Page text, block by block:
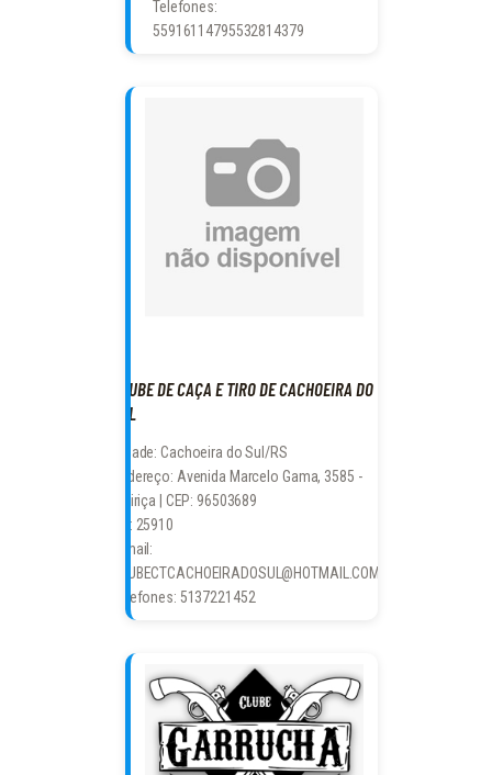
Telefones:
55916114795532814379
CLUBE DE CAÇA E TIRO DE CACHOEIRA DO
SUL
Cidade: Cachoeira do Sul/RS
Endereço: Avenida Marcelo Gama, 3585 -
Tibiriça | CEP: 96503689
CR: 25910
E-mail:
CLUBECTCACHOEIRADOSUL@HOTMAIL.COM
Telefones: 5137221452